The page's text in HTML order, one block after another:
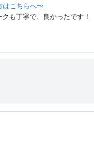
はこちらへ〜
も丁寧で、良かったです！